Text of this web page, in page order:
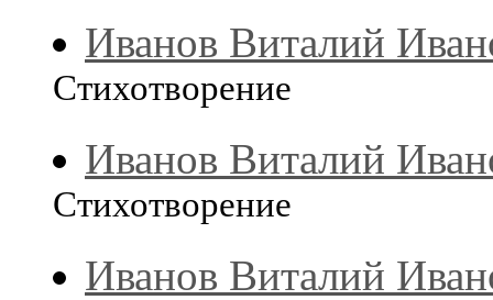
Иванов Виталий
Стихотворение
Иванов Виталий
Стихотворение
Иванов Виталий